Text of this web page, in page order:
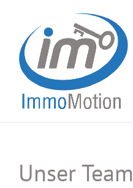
content
Unser Team